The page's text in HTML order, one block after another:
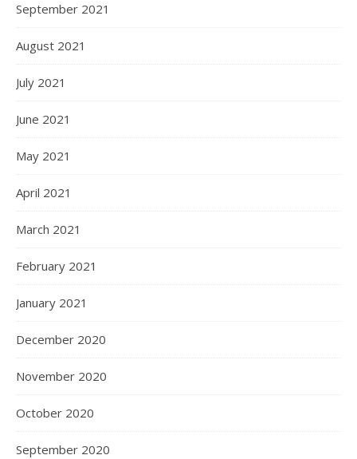
September 2021
August 2021
July 2021
June 2021
May 2021
April 2021
March 2021
February 2021
January 2021
December 2020
November 2020
October 2020
September 2020